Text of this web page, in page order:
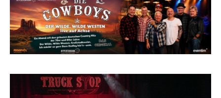
Parton, Bill Anderson und Shaboozey im Fokus
Chris Johnson & The Hollywood Hillbillies
kündigen neues Album mit „Better Days
Ahead“ an
täglich rund 10.000 Leser